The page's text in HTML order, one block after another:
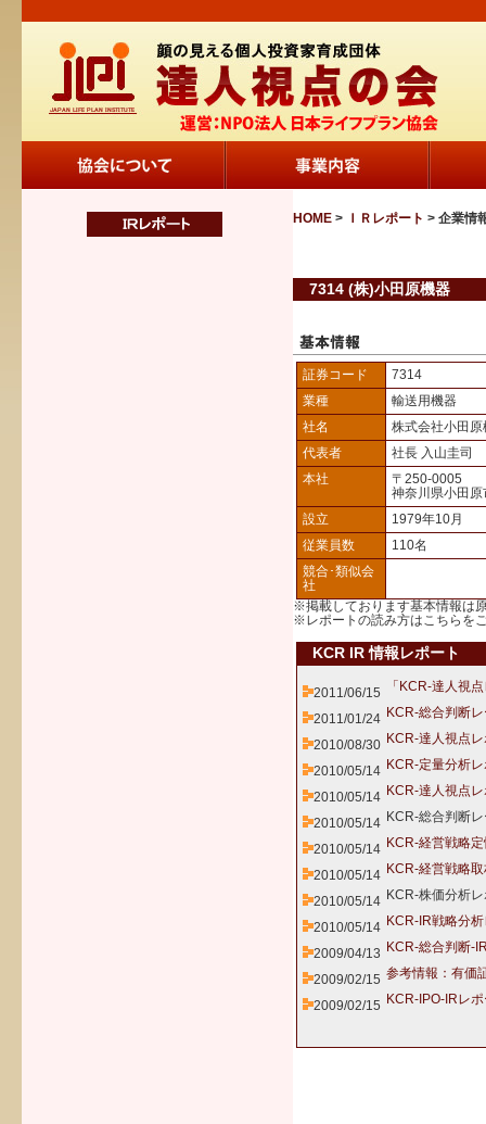
HOME > ＩＲレポート > 企業情
7314 (株)小田原機器
証券コード
7314
業種
輸送用機器
社名
株式会社小田
代表者
社長 入山圭司
本社
〒250-0005
神奈川県小田
設立
1979年10月
従業員数
110名
競合･類似会
社
※掲載しております基本情報は
※レポートの読み方はこちら を
KCR IR 情報レポート
2011/06/15 「KCR-達人視
2011/01/24 KCR-総合判断
2010/08/30 KCR-達人視点
2010/05/14 KCR-定量分析
2010/05/14 KCR-達人視点
2010/05/14 KCR-総合判断
2010/05/14 KCR-経営戦略
2010/05/14 KCR-経営戦略
2010/05/14 KCR-株価分析
2010/05/14 KCR-IR戦略分
2009/04/13 KCR-総合判断-
2009/02/15 参考情報：有価
2009/02/15 KCR-IPO-IRレ